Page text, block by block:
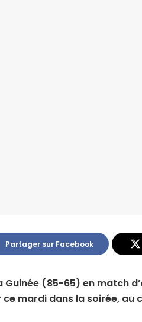
Partager sur Facebook
Guinée (85-65) en match
mardi dans la soirée, au